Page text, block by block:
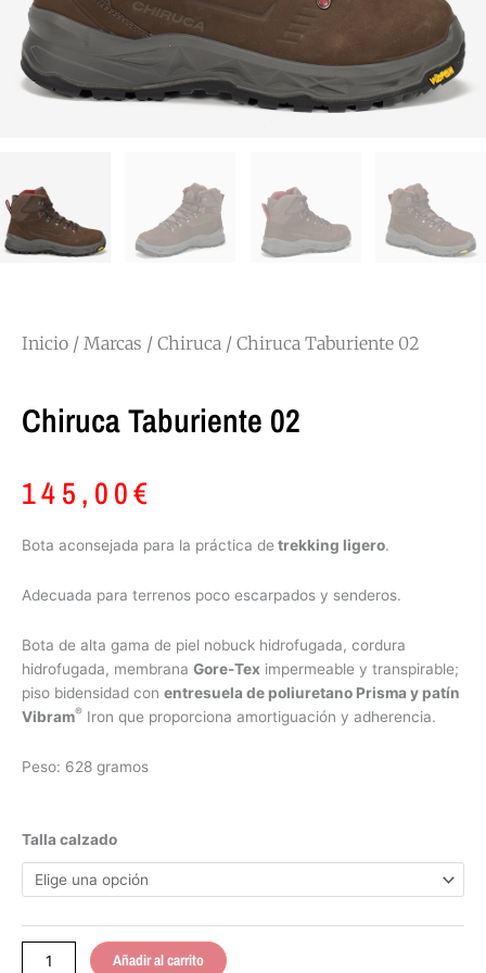
Inicio / Marcas / Chiruca / Chiruca Taburiente 02
Chiruca Taburiente 02
145,00€
Bota aconsejada para la práctica de trekking ligero.
Adecuada para terrenos poco escarpados y senderos.
Bota de alta gama de piel nobuck hidrofugada, cordura
hidrofugada, membrana Gore-Tex impermeable y transpirable;
piso bidensidad con entresuela de poliuretano Prisma y patín
Vibram® Iron que proporciona amortiguación y adherencia.
Peso: 628 gramos
Talla calzado
Chiruca
Taburiente
02
Añadir al carrito